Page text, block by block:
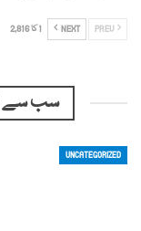
NEXT 1 کا 2,816
سب سے
UNCATEGORIZED